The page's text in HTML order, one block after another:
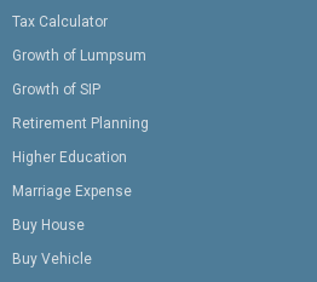
Tax Calculator
Growth of Lumpsum
Growth of SIP
Retirement Planning
Higher Education
Marriage Expense
Buy House
Buy Vehicle